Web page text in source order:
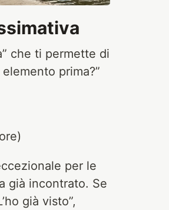
che ti permette di
prima?”
per le
già incontrato. Se
già visto”,